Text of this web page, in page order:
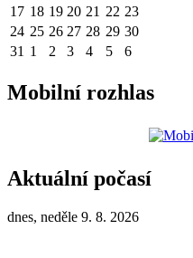
17 18 19 20 21 22 23
24 25 26 27 28 29 30
31 1 2 3 4 5 6
Mobilní rozhlas
Aktuální počasí
dnes, neděle 9. 8. 2026